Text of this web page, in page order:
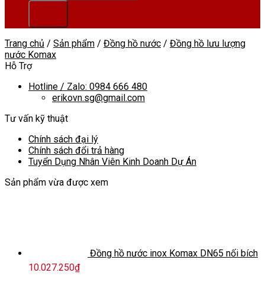
Trang chủ / Sản phẩm / Đồng hồ nước / Đồng hồ lưu lượng
nước Komax
Hỗ Trợ
Hotline / Zalo: 0984 666 480
erikovn.sg@gmail.com
Tư vấn kỹ thuật
Chính sách đại lý
Chính sách đổi trả hàng
Tuyển Dụng Nhân Viên Kinh Doanh Dự Án
Sản phẩm vừa được xem
Đồng hồ nước inox Komax DN65 nối bích
10.027.250₫